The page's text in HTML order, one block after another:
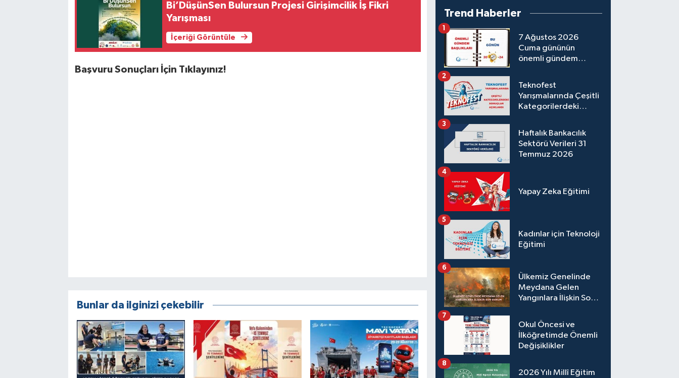
Bi’DüşünSen Bulursun Projesi Girişimcilik İş Fikri
Yarışması
İçeriği Görüntüle
Başvuru Sonuçları İçin Tıklayınız!
Bunlar da ilginizi çekebilir
Trend Haberler
7 Ağustos 2026
Cuma gününün
önemli gündem
1
Teknofest
Yarışmalarında Çeşitli
Kategorilerdeki
2
Haftalık Bankacılık
Sektörü Verileri 31
Temmuz 2026
3
Yapay Zeka Eğitimi
4
Kadınlar için Teknoloji
Eğitimi
5
Ülkemiz Genelinde
Meydana Gelen
Yangınlara İlişkin Son
6
Okul Öncesi ve
İlköğretimde Önemli
Değişiklikler
7
2026 Yılı Millî Eğitim
8